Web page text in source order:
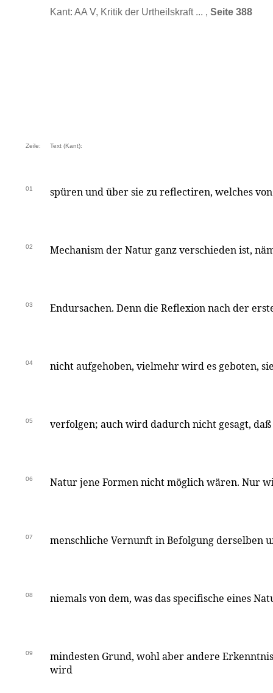
Kant: AA V, Kritik der Urtheilskraft ... , Seite 388
Zeile: Text (Kant):
01 spüren und über sie zu reflectiren, welches
02 Mechanism der Natur ganz verschieden ist,
03 Endursachen. Denn die Reflexion nach der
04 nicht aufgehoben, vielmehr wird es geboten,
05 verfolgen; auch wird dadurch nicht gesagt,
06 Natur jene Formen nicht möglich wären. Nur
07 menschliche Vernunft in Befolgung derselben
08 niemals von dem, was das specifische eines
09
mindesten Grund, wohl aber andere
wird